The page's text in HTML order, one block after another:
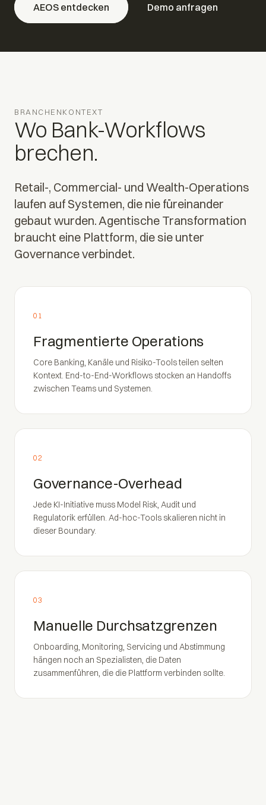
AEOS entdecken Demo anfragen
BRANCHENKONTEXT
Wo Bank-Workflows
brechen.
Retail-, Commercial- und Wealth-Operations
laufen auf Systemen, die nie füreinander
gebaut wurden. Agentische Transformation
braucht eine Plattform, die sie unter
Governance verbindet.
01
Fragmentierte Operations
Core Banking, Kanäle und Risiko-Tools teilen selten
Kontext. End-to-End-Workflows stocken an Handoffs
zwischen Teams und Systemen.
02
Governance-Overhead
Jede KI-Initiative muss Model Risk, Audit und
Regulatorik erfüllen. Ad-hoc-Tools skalieren nicht in
dieser Boundary.
03
Manuelle Durchsatzgrenzen
Onboarding, Monitoring, Servicing und Abstimmung
hängen noch an Spezialisten, die Daten
zusammenführen, die die Plattform verbinden sollte.